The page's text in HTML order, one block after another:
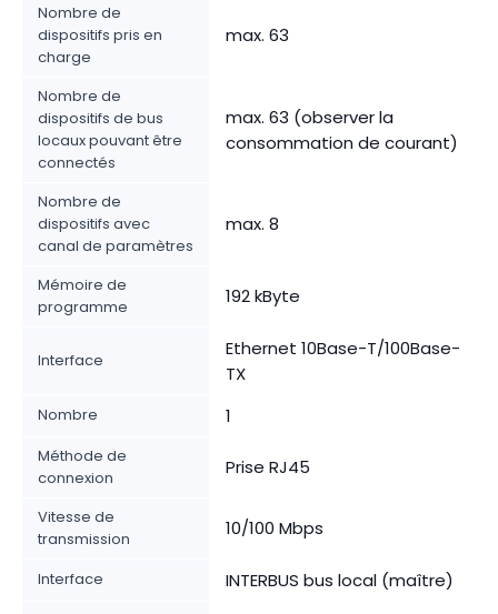
Nombre de
dispositifs pris en
charge
max. 63
Nombre de
dispositifs de bus
locaux pouvant être
connectés
max. 63 (observer la
consommation de courant)
Nombre de
dispositifs avec
canal de paramètres
max. 8
Mémoire de
programme
192 kByte
Interface
Ethernet 10Base-T/100Base-
TX
Nombre 1
Méthode de
connexion
Prise RJ45
Vitesse de
transmission
10/100 Mbps
Interface INTERBUS bus local (maître)